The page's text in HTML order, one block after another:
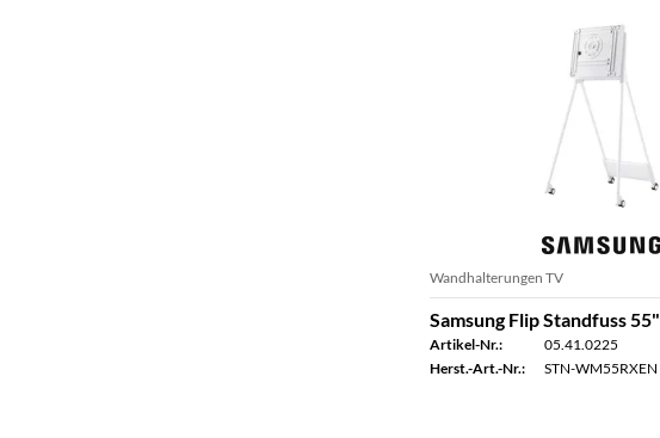
Wandhalterungen TV
Samsung Flip Standfuss 55"
Artikel-Nr.:
05.41.0225
Herst.-Art.-Nr.:
STN-WM55RXEN